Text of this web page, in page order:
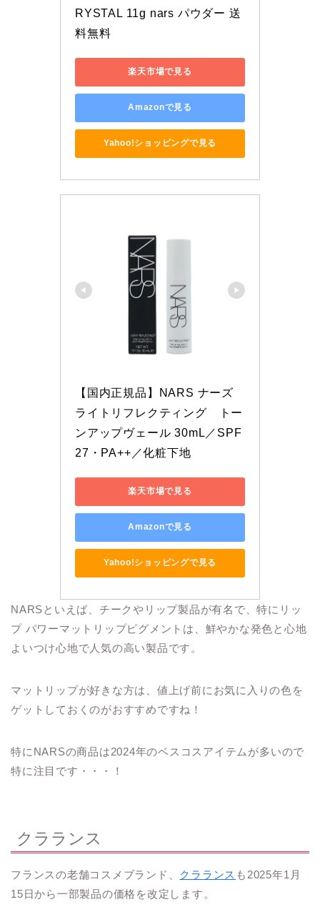
RYSTAL 11g nars パウダー 送
料無料
楽天市場で見る
Amazonで見る
Yahoo!ショッピングで見る
【国内正規品】NARS ナーズ
ライトリフレクティング　トー
ンアップヴェール 30mL／SPF
27・PA++／化粧下地
楽天市場で見る
Amazonで見る
Yahoo!ショッピングで見る
NARSといえば、チークやリップ製品が有名で、特にリッ
プ パワーマットリップピグメントは、鮮やかな発色と心地
よいつけ心地で人気の高い製品です。
マットリップが好きな方は、値上げ前にお気に入りの色を
ゲットしておくのがおすすめですね！
特にNARSの商品は2024年のベスコスアイテムが多いので
特に注目です・・・！
クラランス
フランスの老舗コスメブランド、 クラランス も2025年1月
15日から一部製品の価格を改定します。